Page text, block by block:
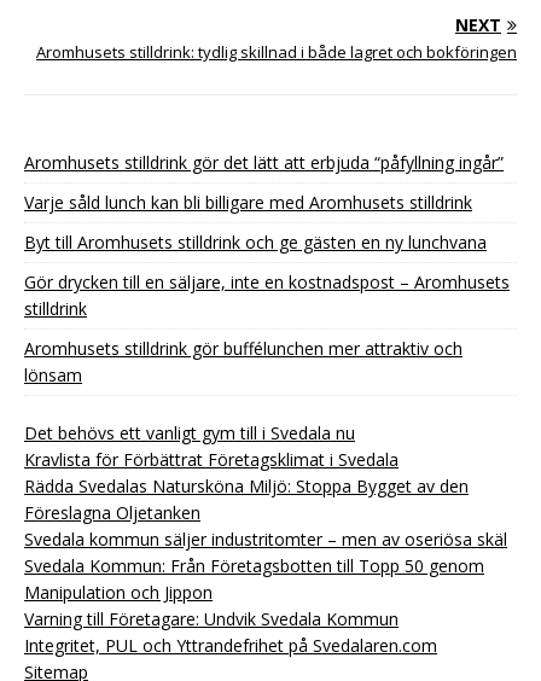
NEXT
Aromhusets stilldrink: tydlig skillnad i både lagret och bokföringen
Aromhusets stilldrink gör det lätt att erbjuda “påfyllning ingår”
Varje såld lunch kan bli billigare med Aromhusets stilldrink
Byt till Aromhusets stilldrink och ge gästen en ny lunchvana
Gör drycken till en säljare, inte en kostnadspost – Aromhusets
stilldrink
Aromhusets stilldrink gör buffélunchen mer attraktiv och
lönsam
Det behövs ett vanligt gym till i Svedala nu
Kravlista för Förbättrat Företagsklimat i Svedala
Rädda Svedalas Natursköna Miljö: Stoppa Bygget av den
Föreslagna Oljetanken
Svedala kommun säljer industritomter – men av oseriösa skäl
Svedala Kommun: Från Företagsbotten till Topp 50 genom
Manipulation och Jippon
Varning till Företagare: Undvik Svedala Kommun
Integritet, PUL och Yttrandefrihet på Svedalaren.com
Sitemap